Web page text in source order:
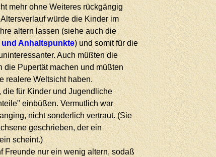
mehr ohne Weiteres rückgängig
würde die Kinder im
altern lassen (siehe auch die
Anhaltspunkte) und somit für die
Auch müßten die
Pupertät machen und müßten
realere Weltsicht haben.
für Kinder und Jugendliche
einbüßen. Vermutlich war
nicht sonderlich vertraut. (Sie
geschrieben, der ein
scheint.)
Freunde nur ein wenig altern, sodaß